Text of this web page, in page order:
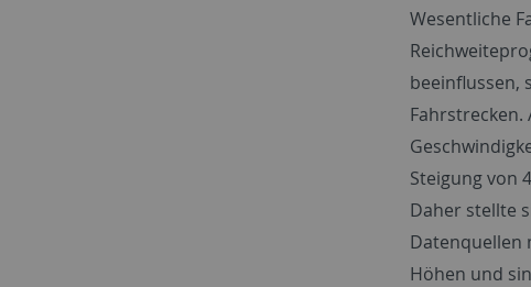
Wesentliche
beeinflussen,
Fahrstrecken.
Steigung von
Daher stellte
Datenquellen
Höhen und